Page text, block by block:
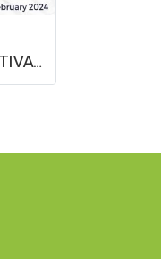
THE SLX 2000 MULTIVAC SLICER